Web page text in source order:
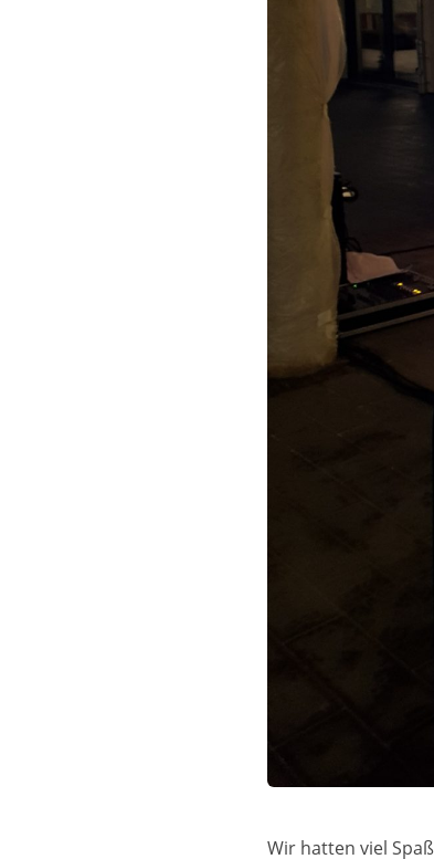
Wir hatten viel